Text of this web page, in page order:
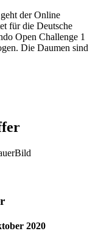
der Online
für die Deutsche
Open Challenge 1
Die Daumen sind
2020